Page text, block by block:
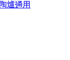
爐通用